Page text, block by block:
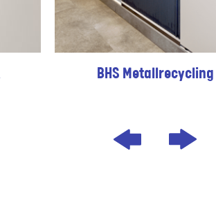
BHS Metallrecycling